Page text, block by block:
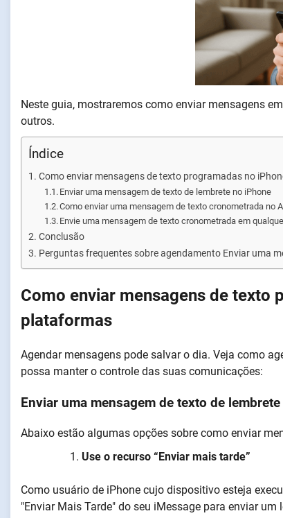
Neste guia, mostraremos como enviar mensagens
outros.
Índice
Como enviar mensagens de texto programadas no
Enviar uma mensagem de texto de lembrete no iPhone
Como enviar uma mensagem de texto cronometrada no
Envie uma mensagem de texto cronometrada em
Conclusão
Perguntas frequentes sobre agendamento Enviar uma
Como enviar mensagens de texto
plataformas
Agendar mensagens pode salvar o dia. Veja como
possa manter o controle das suas comunicações:
Enviar uma mensagem de texto de
Abaixo estão algumas opções sobre como enviar
Use o recurso “Enviar mais tarde”
Como usuário de iPhone cujo dispositivo esteja
"Enviar Mais Tarde" do seu iMessage para enviar